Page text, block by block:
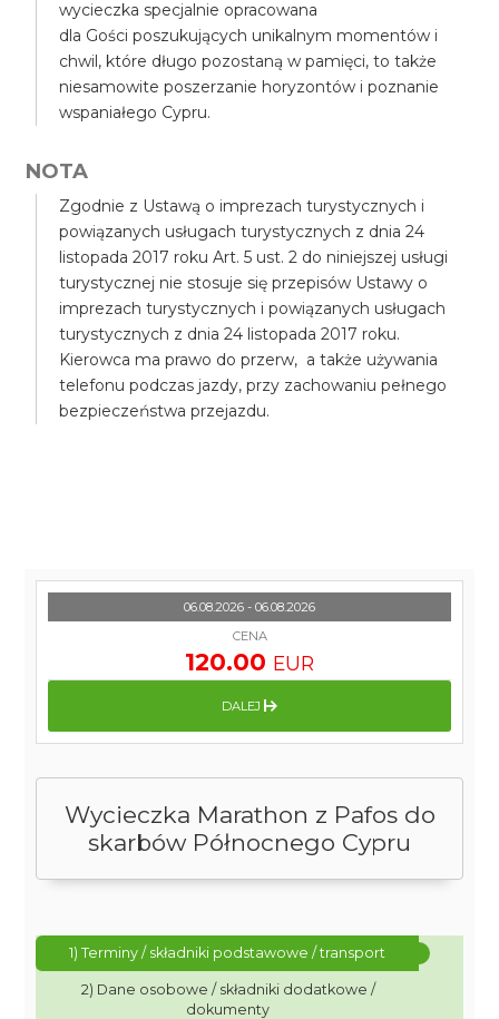
wycieczka specjalnie opracowana
dla Gości poszukujących unikalnym momentów i
chwil, które długo pozostaną w pamięci, to także
niesamowite poszerzanie horyzontów i poznanie
wspaniałego Cypru.
NOTA
Zgodnie z Ustawą o imprezach turystycznych i
powiązanych usługach turystycznych z dnia 24
listopada 2017 roku Art. 5 ust. 2 do niniejszej usługi
turystycznej nie stosuje się przepisów Ustawy o
imprezach turystycznych i powiązanych usługach
turystycznych z dnia 24 listopada 2017 roku.
Kierowca ma prawo do przerw, a także używania
telefonu podczas jazdy, przy zachowaniu pełnego
bezpieczeństwa przejazdu.
Wycieczka Marathon z Pafos do
skarbów Północnego Cypru
1) Terminy / składniki podstawowe / transport
2) Dane osobowe / składniki dodatkowe /
dokumenty
06.08.2026 - 06.08.2026
CENA
120.00 EUR
DALEJ